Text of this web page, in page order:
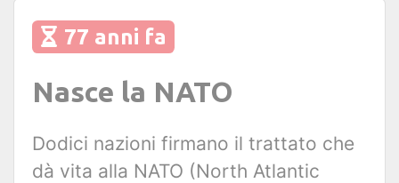
77 anni fa
Nasce la NATO
Dodici nazioni firmano il trattato che
dà vita alla NATO (North Atlantic